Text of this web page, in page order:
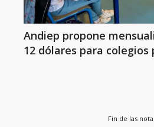
Andiep propone
12 dólares para colegios
Fin de las